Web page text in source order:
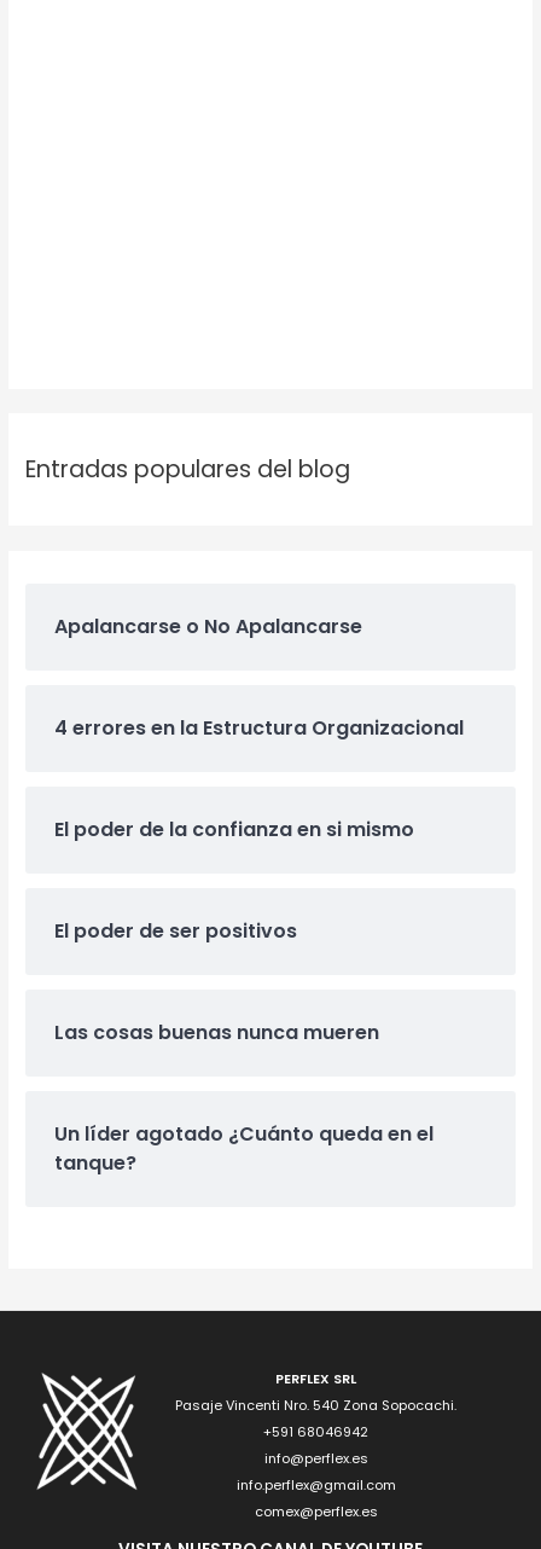
Entradas populares del blog
Apalancarse o No Apalancarse
4 errores en la Estructura Organizacional
El poder de la confianza en si mismo
El poder de ser positivos
Las cosas buenas nunca mueren
Un líder agotado ¿Cuánto queda en el
tanque?
PERFLEX SRL
Pasaje Vincenti Nro. 540 Zona Sopocachi.
+591 68046942
info@perflex.es
info.perflex@gmail.com
comex@perflex.es